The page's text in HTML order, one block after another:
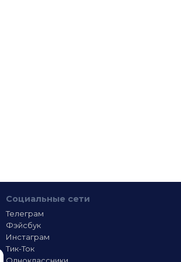
Социальные сети
Телеграм
Фэйсбук
Инстаграм
Тик-Ток